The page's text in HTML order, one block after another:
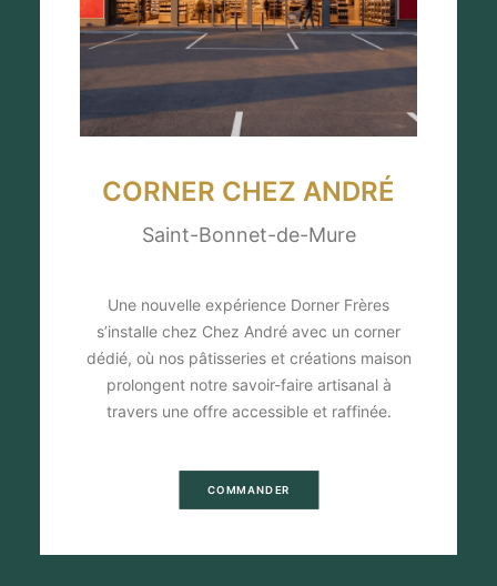
CORNER CHEZ ANDRÉ
Saint-Bonnet-de-Mure
Une nouvelle expérience Dorner Frères
s’installe chez Chez André avec un corner
dédié, où nos pâtisseries et créations maison
prolongent notre savoir-faire artisanal à
travers une offre accessible et raffinée.
COMMANDER